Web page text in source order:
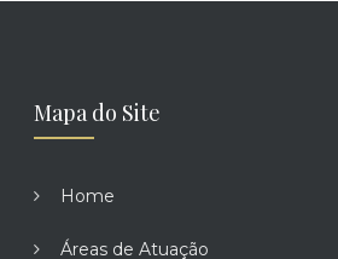
Mapa do Site
Home
Áreas de Atuação